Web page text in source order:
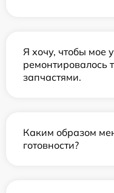
Я хочу, чтобы мое
ремонтировалось
запчастями.
Каким образом
готовности?